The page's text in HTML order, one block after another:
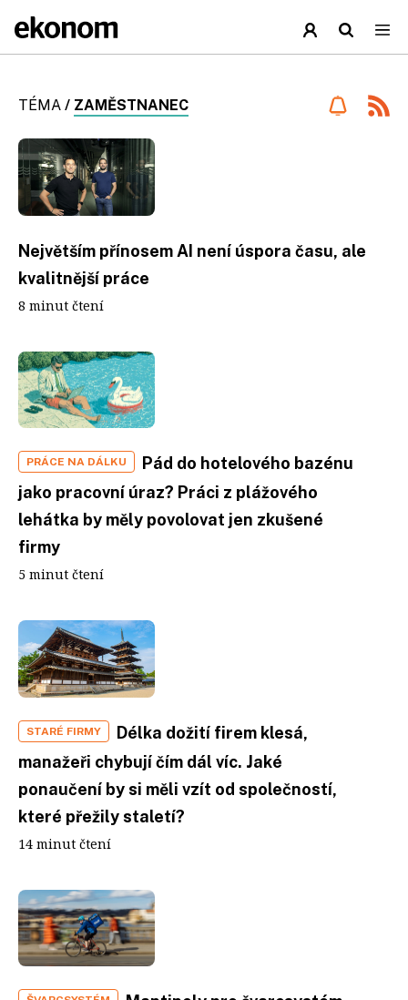
TÉMA / ZAMĚSTNANEC
Největším přínosem AI není úspora času, ale
kvalitnější práce
8 minut čtení
PRÁCE NA DÁLKU
Pád do hotelového bazénu
jako pracovní úraz? Práci z plážového
lehátka by měly povolovat jen zkušené
firmy
5 minut čtení
STARÉ FIRMY
Délka dožití firem klesá,
manažeři chybují čím dál víc. Jaké
ponaučení by si měli vzít od společností,
které přežily staletí?
14 minut čtení